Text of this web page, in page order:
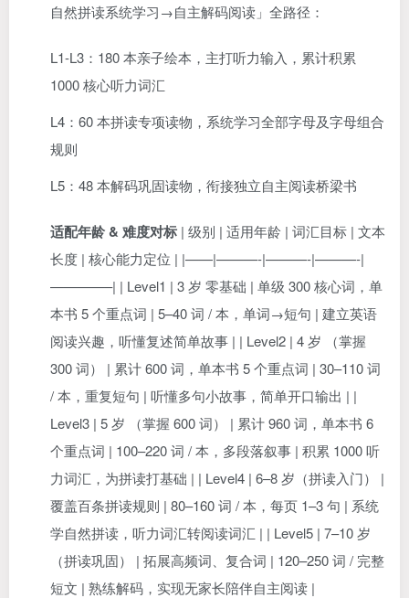
自然拼读系统学习→自主解码阅读」全路径：
L1-L3：180 本亲子绘本，主打听力输入，累计积累
1000 核心听力词汇
L4：60 本拼读专项读物，系统学习全部字母及字母组合
规则
L5：48 本解码巩固读物，衔接独立自主阅读桥梁书
适配年龄 & 难度对标 | 级别 | 适用年龄 | 词汇目标 | 文本
长度 | 核心能力定位 | |——|———-|———-|———-|
————–| | Level1 | 3 岁 零基础 | 单级 300 核心词，单
本书 5 个重点词 | 5–40 词 / 本，单词→短句 | 建立英语
阅读兴趣，听懂复述简单故事 | | Level2 | 4 岁 （掌握
300 词） | 累计 600 词，单本书 5 个重点词 | 30–110 词
/ 本，重复短句 | 听懂多句小故事，简单开口输出 | |
Level3 | 5 岁 （掌握 600 词） | 累计 960 词，单本书 6
个重点词 | 100–220 词 / 本，多段落叙事 | 积累 1000 听
力词汇，为拼读打基础 | | Level4 | 6–8 岁（拼读入门） |
覆盖百条拼读规则 | 80–160 词 / 本，每页 1–3 句 | 系统
学自然拼读，听力词汇转阅读词汇 | | Level5 | 7–10 岁
（拼读巩固） | 拓展高频词、复合词 | 120–250 词 / 完整
短文 | 熟练解码，实现无家长陪伴自主阅读 |